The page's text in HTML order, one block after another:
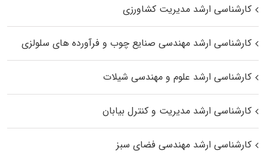
کارشناسی ارشد مدیریت کشاورزی
کارشناسی ارشد مهندسی صنایع چوب و فرآورده‌ های سلولزی
کارشناسی ارشد علوم و مهندسی شیلات
کارشناسی ارشد مدیریت و کنترل بیابان
کارشناسی ارشد مهندسی فضای سبز